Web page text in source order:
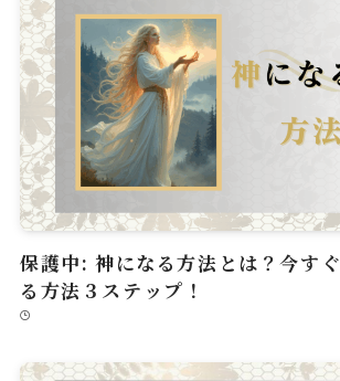
保護中: 神になる方法とは？今す
る方法３ステップ！